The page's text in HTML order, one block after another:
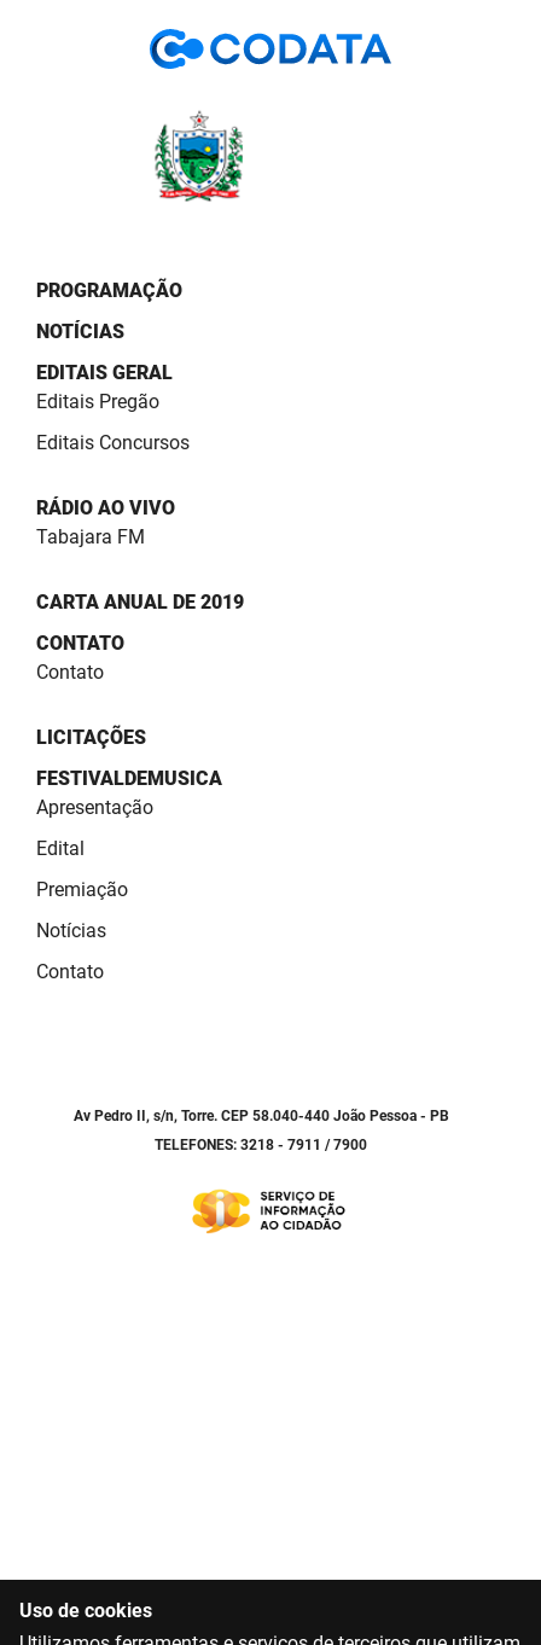
PROGRAMAÇÃO
NOTÍCIAS
EDITAIS GERAL
Editais Pregão
Editais Concursos
RÁDIO AO VIVO
Tabajara FM
CARTA ANUAL DE 2019
CONTATO
Contato
LICITAÇÕES
FESTIVALDEMUSICA
Apresentação
Edital
Premiação
Notícias
Contato
Av Pedro II, s/n, Torre. CEP 58.040-440 João Pessoa - PB
TELEFONES: 3218 - 7911 / 7900
Uso de cookies